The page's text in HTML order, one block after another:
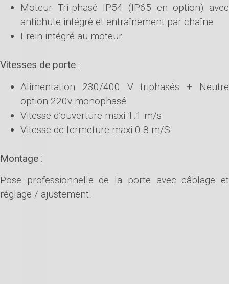
Moteur Tri-phasé IP54 (IP65 en option) avec
antichute intégré et entraînement par chaîne
Frein intégré au moteur
Vitesses de porte :
Alimentation 230/400 V triphasés + Neutre
option 220v monophasé
Vitesse d’ouverture maxi 1.1 m/s
Vitesse de fermeture maxi 0.8 m/S
Montage :
Pose professionnelle de la porte avec câblage et
réglage / ajustement.